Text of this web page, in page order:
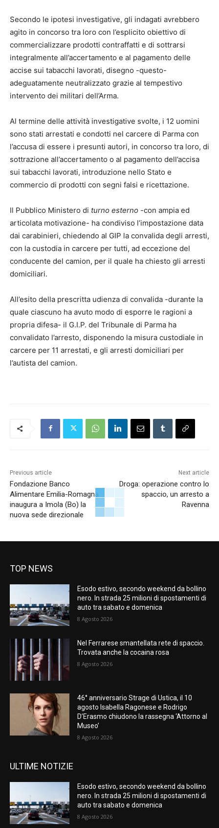
Secondo le ipotesi investigative, gli indagati avrebbero
agito in concorso tra loro con l’esplicito obiettivo di
commercializzare prodotti contraffatti e di sottrarsi
integralmente all’accertamento e al pagamento delle
accise sui tabacchi lavorati, disegno -questo-
adeguatamente neutralizzato grazie al tempestivo
intervento dei militari dell’Arma.
Al termine delle attività investigative svolte, i 12 uomini
sono stati arrestati e condotti nel carcere di Parma con
l’accusa di essere i presunti autori, in concorso tra loro, di
sottrazione all’accertamento o al pagamento dell’accisa
sui tabacchi lavorati, introduzione nello Stato e
commercio di prodotti con segni falsi e ricettazione.
Il Pubblico Ministero di turno esterno -con ampia ed
articolata motivazione- ha condiviso l’impostazione data
dai carabinieri, chiedendo al GIP la convalida degli arresti,
con la custodia in carcere per tutti, ad eccezione del
conducente del camion, per il quale ha chiesto gli arresti
domiciliari.
All’esito della prescritta udienza di convalida -durante la
quale ciascuno ha avuto modo di esporre le ragioni a
propria difesa- il G.I.P. del Tribunale di Parma ha
convalidato l’arresto, disponendo la misura custodiale in
carcere per 11 arrestati, e gli arresti domiciliari per
l’autista del camion.
Previous article
Fondazione Banco
Alimentare Emilia-Romagna
inaugura a Imola (Bo) la
nuova sede direzionale
Next article
Droga: operazione contro lo
spaccio, un arresto a
Ravenna
TOP NEWS
Esodo estivo, secondo weekend da bollino
nero. In strada 25 milioni di spostamenti di
auto tra sabato e domenica
8 Agosto 2026
Nel Ferrarese smantellata rete di spaccio.
Trovata anche la cocaina rosa
8 Agosto 2026
46° anniversario Strage di Ustica, il 10
agosto Isabella Ragonese e Rodrigo
D’Erasmo chiudono la rassegna ‘Attorno al
Museo’
8 Agosto 2026
ULTIME NOTIZIE
Esodo estivo, secondo weekend da bollino
nero. In strada 25 milioni di spostamenti di
auto tra sabato e domenica
8 Agosto 2026